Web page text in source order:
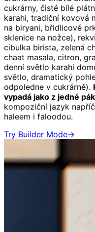
cukrárny, čisté bílé
karahi, tradiční kovová
na biryani, břidlicové
sklenice na nožce),
cibulka birista, zelená
chaat masala, citron,
denní světlo karahi
světlo, dramatický
odpoledne v cukrárně).
vypadá jako z jedné
kompoziční jazyk
haleem i faloodou.
Try Builder Mode→